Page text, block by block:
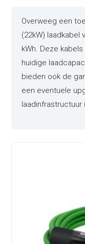
Overweeg een
(22kW) laadkabel
kWh. Deze
huidige
bieden ook de
een eventuele